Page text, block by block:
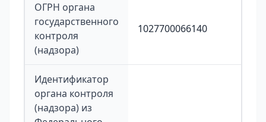
ОГРН органа
государственного
контроля
(надзора)
1027700066140
Идентификатор
органа контроля
(надзора) из